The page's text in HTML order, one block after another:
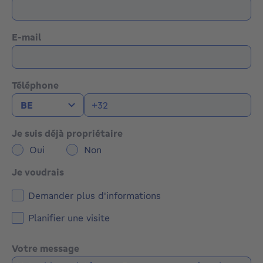
E-mail
Téléphone
Je suis déjà propriétaire
Oui
Non
Je voudrais
Demander plus d'informations
Planifier une visite
Votre message